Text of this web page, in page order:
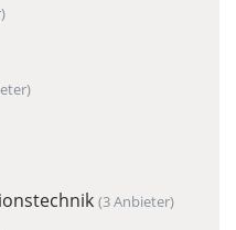
(3 Anbieter)